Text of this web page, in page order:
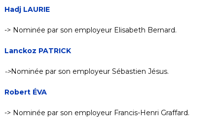
Hadj LAURIE
-> Nominée par son employeur Elisabeth Bernard.
Lanckoz PATRICK
->Nominée par son employeur Sébastien Jésus.
Robert ÉVA
-> Nominée par son employeur Francis-Henri Graffard.